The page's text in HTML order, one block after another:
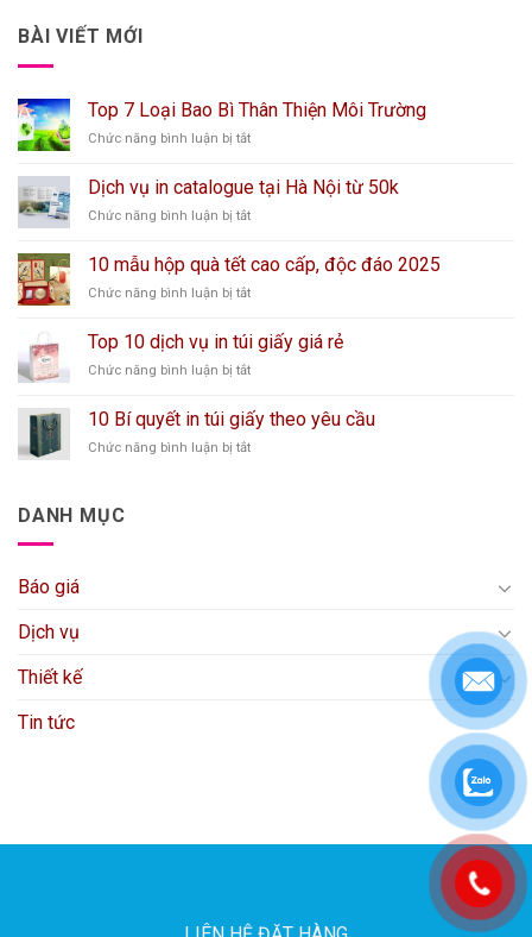
BÀI VIẾT MỚI
Top 7 Loại Bao Bì Thân Thiện Môi Trường
Chức năng bình luận bị tắtở
Loại
Bao
Thân
Môi
Dịch vụ in catalogue tại Hà Nội từ 50k
Chức năng bình luận bị tắtở
in
catalogue
Hà
Nội
từ
10 mẫu hộp quà tết cao cấp, độc đáo 2025
Chức năng bình luận bị tắtở
mẫu
hộp
quà
cao
cấp,
độc
Top 10 dịch vụ in túi giấy giá rẻ
Chức năng bình luận bị tắtở
10
dịch
vụ
10 Bí quyết in túi giấy theo yêu cầu
Chức năng bình luận bị tắtở
DANH MỤC
Báo giá
Dịch vụ
Thiết kế
Tin tức